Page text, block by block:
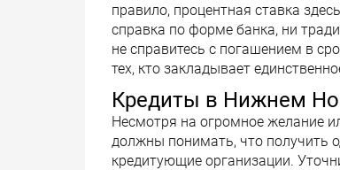
правило, процентная ставка
справка по форме банка, ни
не справитесь с погашением в
тех, кто закладывает
Кредиты в Нижнем
Несмотря на огромное желание
должны понимать, что получить
кредитующие организации.